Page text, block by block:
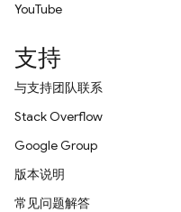
YouTube
支持
与支持团队联系
Stack Overflow
Google Group
版本说明
常见问题解答